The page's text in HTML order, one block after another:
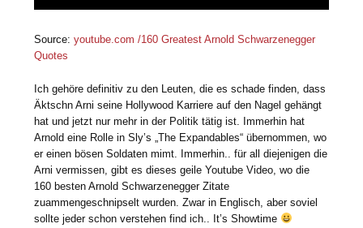
Source:youtube.com /160 Greatest Arnold Schwarzenegger
Quotes
Ich gehöre definitiv zu den Leuten, die es schade finden, dass
Äktschn Arni seine Hollywood Karriere auf den Nagel gehängt
hat und jetzt nur mehr in der Politik tätig ist. Immerhin hat
Arnold eine Rolle in Sly’s „The Expandables“ übernommen, wo
er einen bösen Soldaten mimt. Immerhin.. für all diejenigen die
Arni vermissen, gibt es dieses geile Youtube Video, wo die
160 besten Arnold Schwarzenegger Zitate
zuammengeschnipselt wurden. Zwar in Englisch, aber soviel
sollte jeder schon verstehen find ich.. It’s Showtime